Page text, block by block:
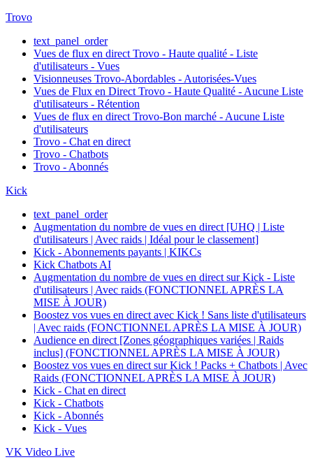
Trovo
text_panel_order
Vues de flux en direct Trovo - Haute qualité - Liste
d'utilisateurs - Vues
Visionneuses Trovo-Abordables - Autorisées-Vues
Vues de Flux en Direct Trovo - Haute Qualité - Aucune Liste
d'utilisateurs - Rétention
Vues de flux en direct Trovo-Bon marché - Aucune Liste
d'utilisateurs
Trovo - Chat en direct
Trovo - Chatbots
Trovo - Abonnés
Kick
text_panel_order
Augmentation du nombre de vues en direct [UHQ | Liste
d'utilisateurs | Avec raids | Idéal pour le classement]
Kick - Abonnements payants | KIKCs
Kick Chatbots AI
Augmentation du nombre de vues en direct sur Kick - Liste
d'utilisateurs | Avec raids (FONCTIONNEL APRÈS LA
MISE À JOUR)
Boostez vos vues en direct avec Kick ! Sans liste d'utilisateurs
| Avec raids (FONCTIONNEL APRÈS LA MISE À JOUR)
Audience en direct [Zones géographiques variées | Raids
inclus] (FONCTIONNEL APRÈS LA MISE À JOUR)
Boostez vos vues en direct sur Kick ! Packs + Chatbots | Avec
Raids (FONCTIONNEL APRÈS LA MISE À JOUR)
Kick - Chat en direct
Kick - Chatbots
Kick - Abonnés
Kick - Vues
VK Video Live